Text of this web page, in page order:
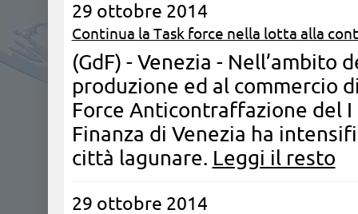
29 ottobre 2014
Continua la Task force nella lotta alla
(GdF) - Venezia - Nell’ambito
produzione ed al commercio
Force Anticontraffazione del I
Finanza di Venezia ha
città lagunare. Leggi il resto
29 ottobre 2014